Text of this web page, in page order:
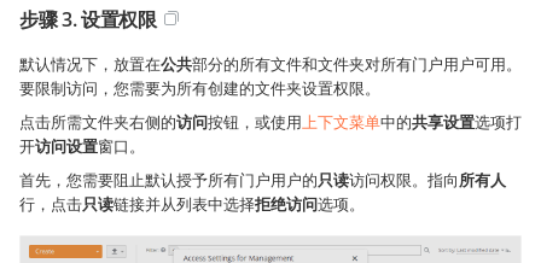
步骤 3. 设置权限
默认情况下，放置在公共部分的所有文件和文件夹对所有门户用户可用。
要限制访问，您需要为所有创建的文件夹设置权限。
点击所需文件夹右侧的访问按钮，或使用上下文菜单中的共享设置选项打
开访问设置窗口。
首先，您需要阻止默认授予所有门户用户的只读访问权限。指向所有人
行，点击只读链接并从列表中选择拒绝访问选项。